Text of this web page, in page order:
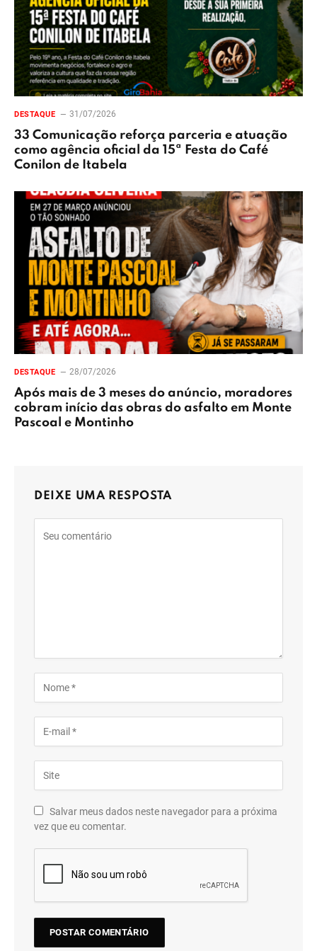
DESTAQUE 31/07/2026
33 Comunicação reforça parceria e atuação
como agência oficial da 15ª Festa do Café
Conilon de Itabela
DESTAQUE 28/07/2026
Após mais de 3 meses do anúncio, moradores
cobram início das obras do asfalto em Monte
Pascoal e Montinho
DEIXE UMA RESPOSTA
Salvar meus dados neste navegador para a próxima
vez que eu comentar.